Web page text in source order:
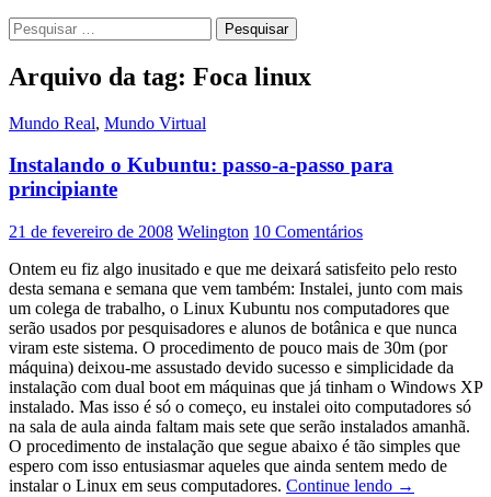
Pesquisar
por:
Arquivo da tag: Foca linux
Mundo Real, Mundo Virtual
Instalando o Kubuntu: passo-a-passo para
principiante
21 de fevereiro de 2008 Welington 10 Comentários
Ontem eu fiz algo inusitado e que me deixará satisfeito pelo resto
desta semana e semana que vem também: Instalei, junto com mais
um colega de trabalho, o Linux Kubuntu nos computadores que
serão usados por pesquisadores e alunos de botânica e que nunca
viram este sistema. O procedimento de pouco mais de 30m (por
máquina) deixou-me assustado devido sucesso e simplicidade da
instalação com dual boot em máquinas que já tinham o Windows XP
instalado. Mas isso é só o começo, eu instalei oito computadores só
na sala de aula ainda faltam mais sete que serão instalados amanhã.
O procedimento de instalação que segue abaixo é tão simples que
espero com isso entusiasmar aqueles que ainda sentem medo de
instalar o Linux em seus computadores. Continue lendo Instalando
→